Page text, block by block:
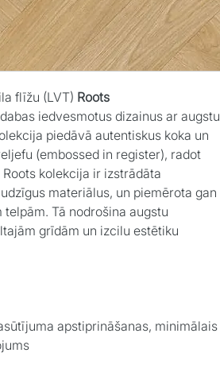
flīžu (LVT) Roots
iedvesmotus dizainus ar augstu
piedāvā autentiskus koka un
(embossed in register), radot
kolekcija ir izstrādāta
materiālus, un piemērota gan
Tā nodrošina augstu
grīdām un izcilu estētiku
apstiprināšanas, minimālais